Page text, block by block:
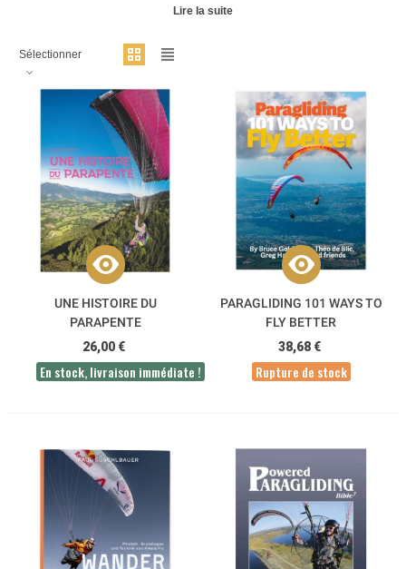
Lire la suite
Sélectionner
UNE HISTOIRE DU
PARAPENTE
26,00 €
En stock, livraison immédiate !
PARAGLIDING 101 WAYS TO
FLY BETTER
38,68 €
Rupture de stock